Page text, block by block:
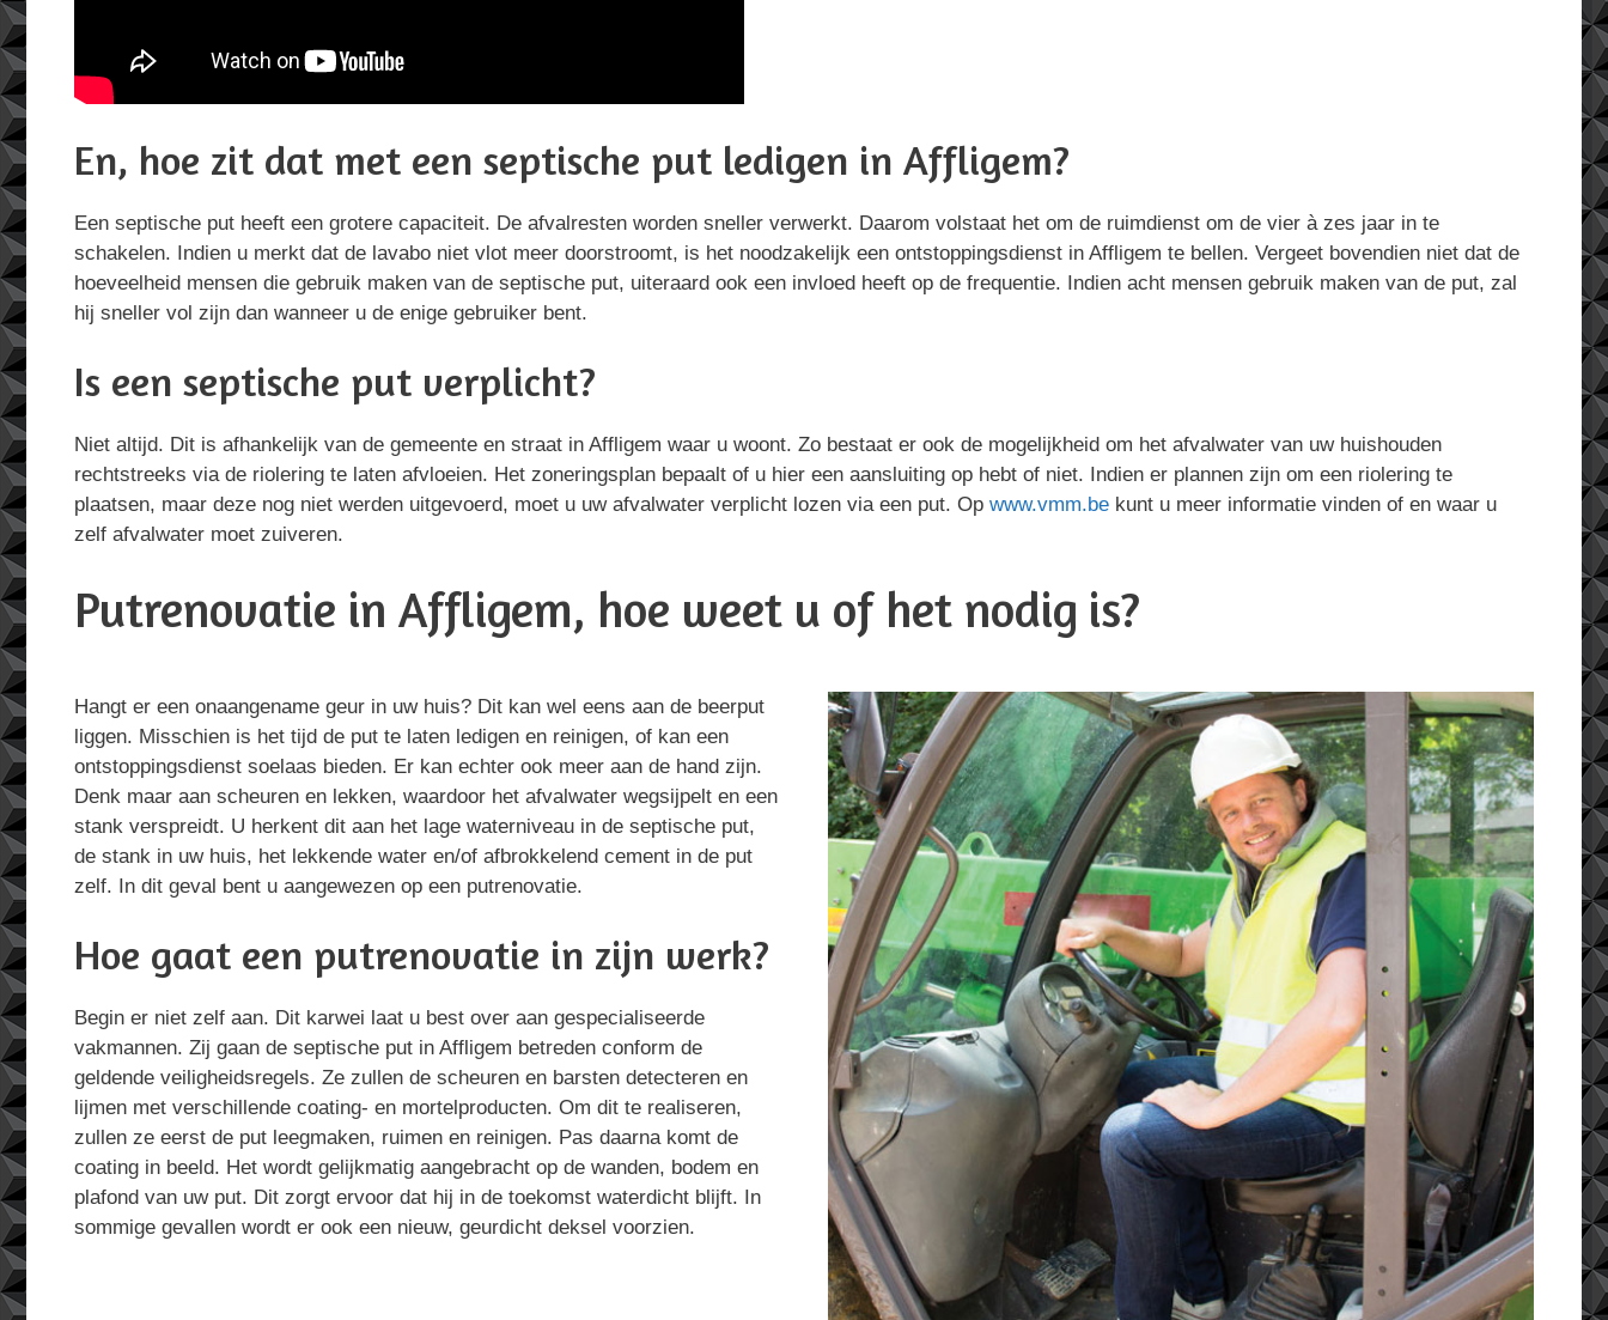
En, hoe zit dat met een septische put ledigen in Affligem?
Een septische put heeft een grotere capaciteit. De afvalresten worden sneller verwerkt. Daarom volstaat het om de ruimdienst om de vier à zes jaar in te
schakelen. Indien u merkt dat de lavabo niet vlot meer doorstroomt, is het noodzakelijk een ontstoppingsdienst in Affligem te bellen. Vergeet bovendien niet dat de
hoeveelheid mensen die gebruik maken van de septische put, uiteraard ook een invloed heeft op de frequentie. Indien acht mensen gebruik maken van de put, zal
hij sneller vol zijn dan wanneer u de enige gebruiker bent.
Is een septische put verplicht?
Niet altijd. Dit is afhankelijk van de gemeente en straat in Affligem waar u woont. Zo bestaat er ook de mogelijkheid om het afvalwater van uw huishouden
rechtstreeks via de riolering te laten afvloeien. Het zoneringsplan bepaalt of u hier een aansluiting op hebt of niet. Indien er plannen zijn om een riolering te
plaatsen, maar deze nog niet werden uitgevoerd, moet u uw afvalwater verplicht lozen via een put. Op www.vmm.be kunt u meer informatie vinden of en waar u
zelf afvalwater moet zuiveren.
Putrenovatie in Affligem, hoe weet u of het nodig is?
Hangt er een onaangename geur in uw huis? Dit kan wel eens aan de beerput
liggen. Misschien is het tijd de put te laten ledigen en reinigen, of kan een
ontstoppingsdienst soelaas bieden. Er kan echter ook meer aan de hand zijn.
Denk maar aan scheuren en lekken, waardoor het afvalwater wegsijpelt en een
stank verspreidt. U herkent dit aan het lage waterniveau in de septische put,
de stank in uw huis, het lekkende water en/of afbrokkelend cement in de put
zelf. In dit geval bent u aangewezen op een putrenovatie.
Hoe gaat een putrenovatie in zijn werk?
Begin er niet zelf aan. Dit karwei laat u best over aan gespecialiseerde
vakmannen. Zij gaan de septische put in Affligem betreden conform de
geldende veiligheidsregels. Ze zullen de scheuren en barsten detecteren en
lijmen met verschillende coating- en mortelproducten. Om dit te realiseren,
zullen ze eerst de put leegmaken, ruimen en reinigen. Pas daarna komt de
coating in beeld. Het wordt gelijkmatig aangebracht op de wanden, bodem en
plafond van uw put. Dit zorgt ervoor dat hij in de toekomst waterdicht blijft. In
sommige gevallen wordt er ook een nieuw, geurdicht deksel voorzien.